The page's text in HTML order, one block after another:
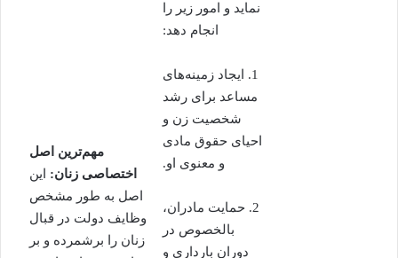
نماید و امور زیر را
انجام دهد:
1. ایجاد زمینه‌های
مساعد برای رشد
شخصیت زن و
احیای حقوق مادی
و معنوی او.
2. حمایت مادران،
بالخصوص در
دوران بارداری و
مهم‌ترین اصل
اختصاصی زنان: این
اصل به طور مشخص
وظایف دولت در قبال
زنان را برشمرده و بر